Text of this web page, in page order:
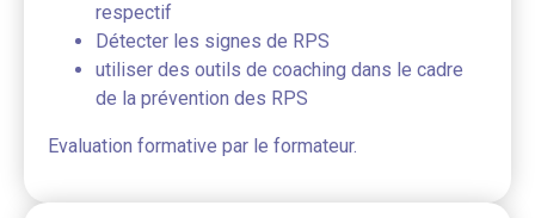
respectif
Détecter les signes de RPS
utiliser des outils de coaching dans le cadre
de la prévention des RPS
Evaluation formative par le formateur.